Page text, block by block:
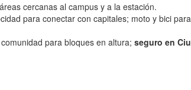
cercanas al campus y a la estación.
para conectar con capitales; moto y bici
para bloques en altura; seguro en